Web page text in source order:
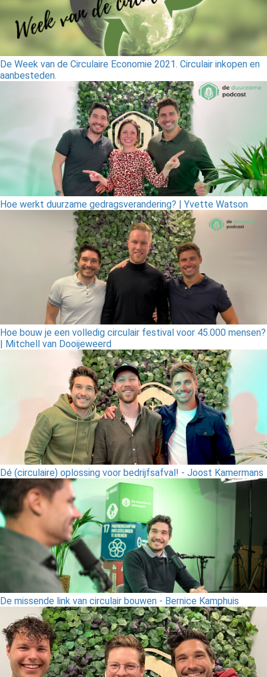
De Week van de Circulaire Economie 2021. Circulair inkopen en
aanbesteden.
Hoe werkt duurzame gedragsverandering? | Yvette Watson
Hoe bouw je een volledig circulair festival voor 45.000 mensen?
| Mitchell van Dooijeweerd
Dé (circulaire) oplossing voor bedrijfsafval! - Joost Kamermans
De missende link van circulair bouwen - Bernice Kamphuis